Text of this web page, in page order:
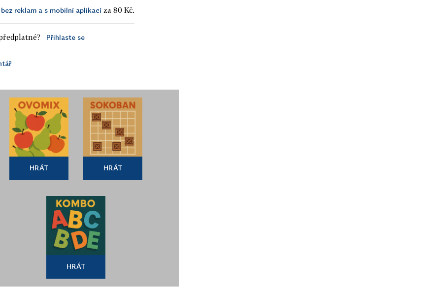
reklam a s mobilní aplikací za 80 Kč.
Přihlaste se
HRÁT HRÁT
HRÁT